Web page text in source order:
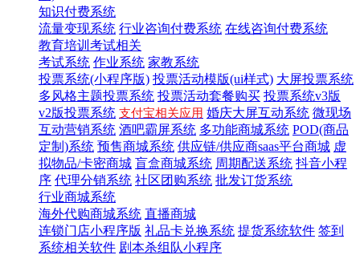
知识付费系统
流量变现系统 行业咨询付费系统 在线咨询付费系统
教育培训考试相关
考试系统 作业系统 家教系统
投票系统(小程序版) 投票活动模版(ui样式) 大屏投票系统
多风格主题投票系统 投票活动套餐购买 投票系统v3版
v2版投票系统 支付宝相关应用 婚庆大屏互动系统 微现场
互动营销系统 酒吧霸屏系统 多功能商城系统 POD(商品
定制)系统 预售商城系统 供应链/供应商saas平台商城 虚
拟物品/卡密商城 盲盒商城系统 周期配送系统 抖音小程
序 代理分销系统 社区团购系统 批发订货系统
行业商城系统
海外代购商城系统 直播商城
连锁门店小程序版 礼品卡兑换系统 提货系统软件 签到
系统相关软件 剧本杀组队小程序